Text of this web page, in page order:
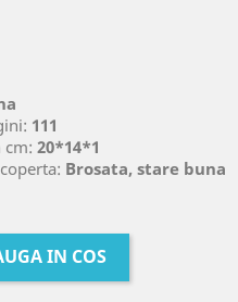
111
cm: 20*14*1
Brosata, stare buna
IN COS